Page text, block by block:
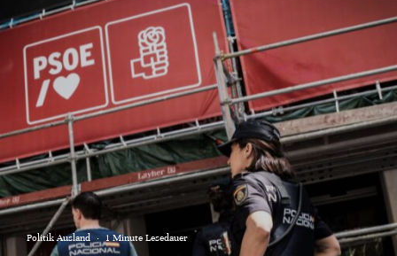
Politik Ausland · 1 Minute Lesedauer